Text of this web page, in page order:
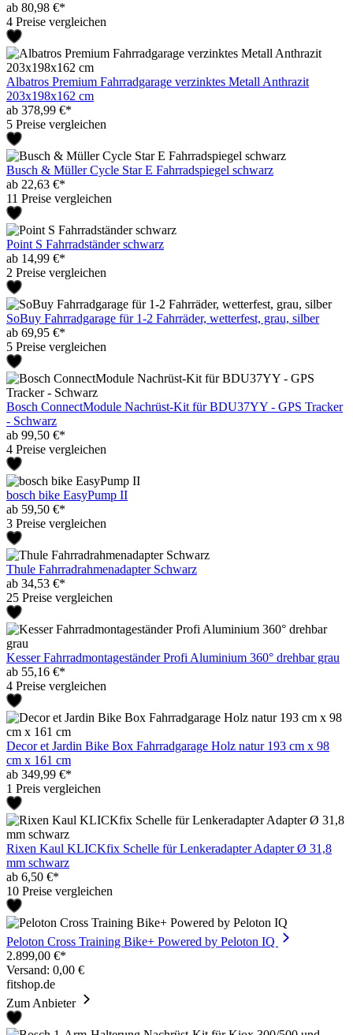
ab 80,98 €*
4 Preise vergleichen
Albatros Premium Fahrradgarage verzinktes Metall Anthrazit
203x198x162 cm
ab 378,99 €*
5 Preise vergleichen
Busch & Müller Cycle Star E Fahrradspiegel schwarz
ab 22,63 €*
11 Preise vergleichen
Point S Fahrradständer schwarz
ab 14,99 €*
2 Preise vergleichen
SoBuy Fahrradgarage für 1-2 Fahrräder, wetterfest, grau, silber
ab 69,95 €*
5 Preise vergleichen
Bosch ConnectModule Nachrüst-Kit für BDU37YY - GPS Tracker
- Schwarz
ab 99,50 €*
4 Preise vergleichen
bosch bike EasyPump II
ab 59,50 €*
3 Preise vergleichen
Thule Fahrradrahmenadapter Schwarz
ab 34,53 €*
25 Preise vergleichen
Kesser Fahrradmontageständer Profi Aluminium 360° drehbar grau
ab 55,16 €*
4 Preise vergleichen
Decor et Jardin Bike Box Fahrradgarage Holz natur 193 cm x 98
cm x 161 cm
ab 349,99 €*
1 Preis vergleichen
Rixen Kaul KLICKfix Schelle für Lenkeradapter Adapter Ø 31,8
mm schwarz
ab 6,50 €*
10 Preise vergleichen
Peloton Cross Training Bike+ Powered by Peloton IQ
2.899,00 €*
Versand: 0,00 €
fitshop.de
Zum Anbieter